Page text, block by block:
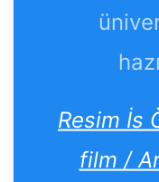
Resim İs
film /